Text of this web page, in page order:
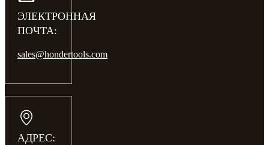
ЭЛЕКТРОННАЯ
ПОЧТА:
sales@hondertools.com
АДРЕС: